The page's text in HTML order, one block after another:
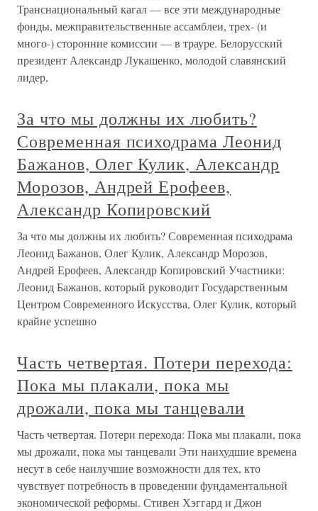
Транснациональный кагал — все эти международные
фонды, межправительственные ассамблеи, трех- (и
много-) сторонние комиссии — в трауре. Белорусский
президент Александр Лукашенко, молодой славянский
лидер,
За что мы должны их любить?
Современная психодрама Леонид
Бажанов, Олег Кулик, Александр
Морозов, Андрей Ерофеев,
Александр Копировский
За что мы должны их любить? Современная психодрама
Леонид Бажанов, Олег Кулик, Александр Морозов,
Андрей Ерофеев, Александр Копировский Участники:
Леонид Бажанов, который руководит Государственным
Центром Современного Искусства, Олег Кулик, который
крайне успешно
Часть четвертая. Потери перехода:
Пока мы плакали, пока мы
дрожали, пока мы танцевали
Часть четвертая. Потери перехода: Пока мы плакали, пока
мы дрожали, пока мы танцевали Эти наихудшие времена
несут в себе наилучшие возможности для тех, кто
чувствует потребность в проведении фундаментальной
экономической реформы. Стивен Хэггард и Джон